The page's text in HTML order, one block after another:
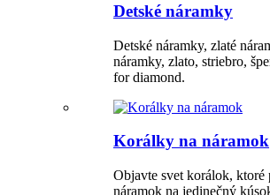
Detské náramky
Detské náramky, zlaté
náramky, zlato, striebro,
for diamond.
Korálky na náramok
Objavte svet korálok, ktoré
náramok na jedinečný